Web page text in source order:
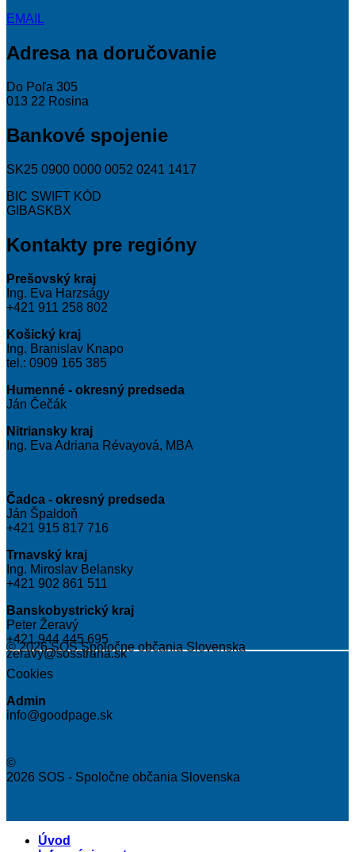
EMAIL
Adresa na doručovanie
Do Poľa 305
013 22 Rosina
Bankové spojenie
SK25 0900 0000 0052 0241 1417
BIC SWIFT KÓD
GIBASKBX
Kontakty pre regióny
Prešovský kraj
Ing. Eva Harzságy
+421 911 258 802
Košický kraj
Ing. Branislav Knapo
tel.: 0909 165 385
Humenné - okresný predseda
Ján Čečák
Nitriansky kraj
Ing. Eva Adriana Révayová, MBA
Čadca - okresný predseda
Ján Špaldoň
+421 915 817 716
Trnavský kraj
Ing. Miroslav Belansky
+421 902 861 511
Banskobystrický kraj
Peter Žeravý
+421 944 445 695
zeravy@sosstrana.sk
© 2026 SOS Spoločne občania Slovenska
Cookies
Admin
info@goodpage.sk
©
2026 SOS - Spoločne občania Slovenska
Úvod